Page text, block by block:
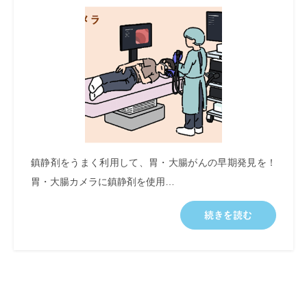
鎮静剤をうまく利用して、胃・大腸がんの早期発見を！
胃・大腸カメラに鎮静剤を使用…
続きを読む